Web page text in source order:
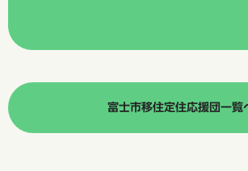
富士市移住定住応援団一覧